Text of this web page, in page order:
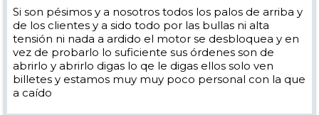
Si son pésimos y a nosotros todos los palos de arriba y
de los clientes y a sido todo por las bullas ni alta
tensión ni nada a ardido el motor se desbloquea y en
vez de probarlo lo suficiente sus órdenes son de
abrirlo y abrirlo digas lo qe le digas ellos solo ven
billetes y estamos muy muy poco personal con la que
a caído